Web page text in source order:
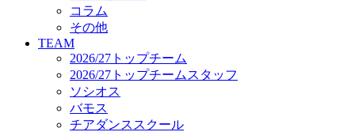
ロートフィールド奈良
SCHEDULE
2026/27
練習見学時のファンサービスについて
TICKET
奈良クラブ明治安田J3リーグ2026/27シーズン試合
奈良クラブ明治安田Ｊ3リーグ 2026/27シーズン「
観戦ルール＆マナー
コラム
その他
TEAM
2026/27トップチーム
2026/27トップチームスタッフ
ソシオス
バモス
チアダンススクール